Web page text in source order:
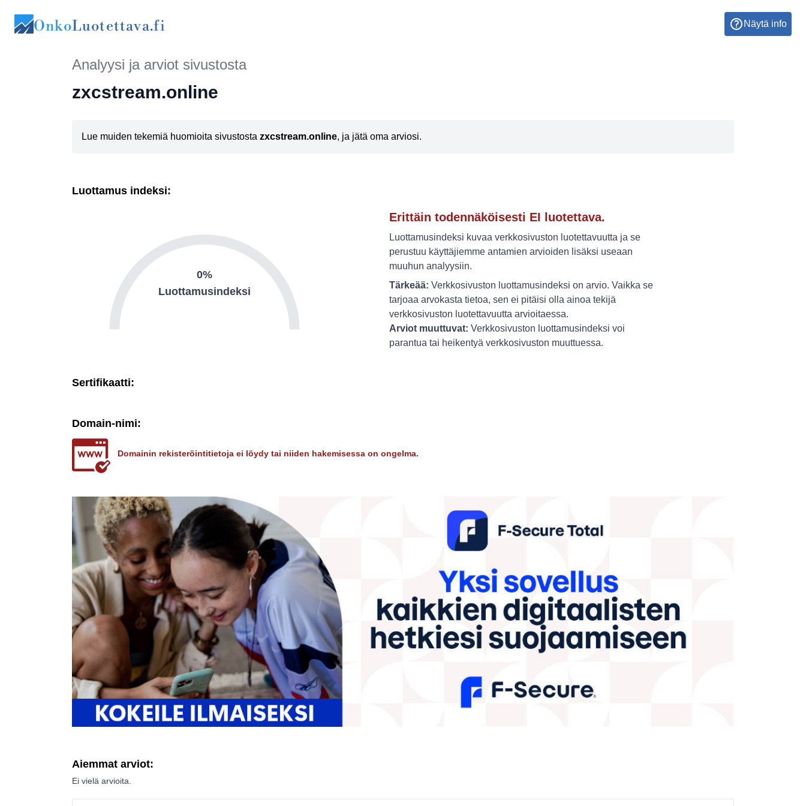
OnkoLuotettava.fi Näytä info
Analyysi ja arviot sivustosta
zxcstream.online
Lue muiden tekemiä huomioita sivustosta zxcstream.online, ja jätä oma arviosi.
Luottamus indeksi:
0%
Luottamusindeksi
Erittäin todennäköisesti EI luotettava.
Luottamusindeksi kuvaa verkkosivuston luotettavuutta ja se
perustuu käyttäjiemme antamien arvioiden lisäksi useaan
muuhun analyysiin.
Tärkeää: Verkkosivuston luottamusindeksi on arvio. Vaikka se
tarjoaa arvokasta tietoa, sen ei pitäisi olla ainoa tekijä
verkkosivuston luotettavuutta arvioitaessa.
Arviot muuttuvat: Verkkosivuston luottamusindeksi voi
parantua tai heikentyä verkkosivuston muuttuessa.
Sertifikaatti:
Domain-nimi:
Domainin rekisteröintitietoja ei löydy tai niiden hakemisessa on ongelma.
Aiemmat arviot:
Ei vielä arvioita.